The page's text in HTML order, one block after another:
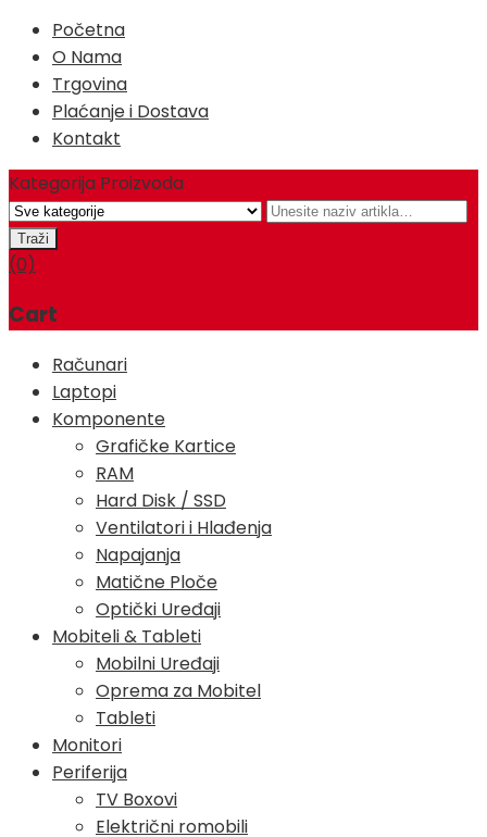
Početna
O Nama
Trgovina
Plaćanje i Dostava
Kontakt
Kategorija Proizvoda
(0)
Cart
Računari
Laptopi
Komponente
Grafičke Kartice
RAM
Hard Disk / SSD
Ventilatori i Hlađenja
Napajanja
Matične Ploče
Optički Uređaji
Mobiteli & Tableti
Mobilni Uređaji
Oprema za Mobitel
Tableti
Monitori
Periferija
TV Boxovi
Električni romobili